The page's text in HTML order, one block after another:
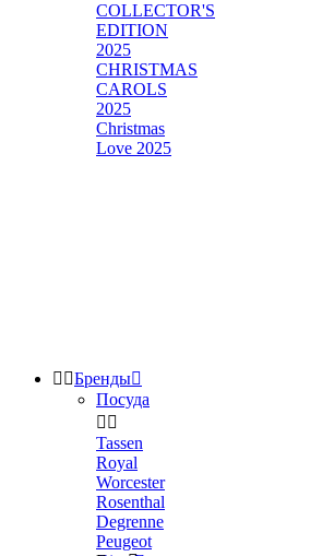
COLLECTOR'S
EDITION
2025
CHRISTMAS
CAROLS
2025
Christmas
Love 2025
 Бренды
Посуда
 
Tassen
Royal
Worcester
Rosenthal
Degrenne
Peugeot